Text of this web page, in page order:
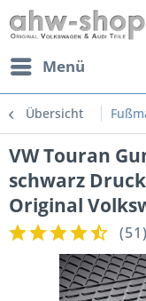
Menü
Übersicht
VW Touran
schwarz
Original
(51)